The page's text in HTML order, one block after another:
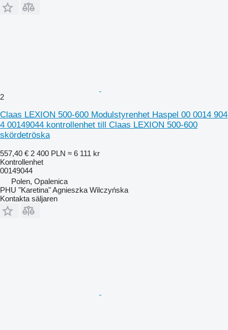
2
Claas LEXION 500-600 Modulstyrenhet Haspel 00 0014 904
4 00149044 kontrollenhet till Claas LEXION 500-600
skördetröska
557,40 € 2 400 PLN ≈ 6 111 kr
Kontrollenhet
00149044
Polen, Opalenica
PHU "Karetina" Agnieszka Wilczyńska
Kontakta säljaren